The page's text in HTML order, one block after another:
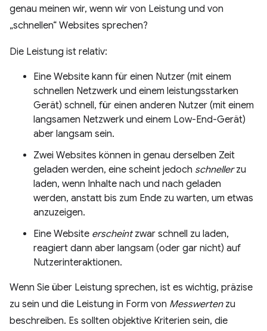
genau meinen wir, wenn wir von Leistung und von
„schnellen“ Websites sprechen?
Die Leistung ist relativ:
Eine Website kann für einen Nutzer (mit einem
schnellen Netzwerk und einem leistungsstarken
Gerät) schnell, für einen anderen Nutzer (mit einem
langsamen Netzwerk und einem Low-End-Gerät)
aber langsam sein.
Zwei Websites können in genau derselben Zeit
geladen werden, eine scheint jedoch schnellerzu
laden, wenn Inhalte nach und nach geladen
werden, anstatt bis zum Ende zu warten, um etwas
anzuzeigen.
Eine Website erscheintzwar schnell zu laden,
reagiert dann aber langsam (oder gar nicht) auf
Nutzerinteraktionen.
Wenn Sie über Leistung sprechen, ist es wichtig, präzise
zu sein und die Leistung in Form von Messwertenzu
beschreiben. Es sollten objektive Kriterien sein, die